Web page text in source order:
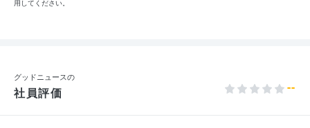
用してください。
グッドニュースの
社員評価 --